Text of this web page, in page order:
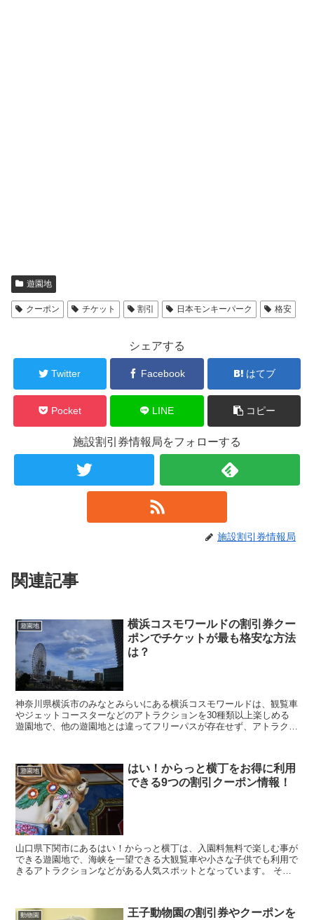
遊園地
クーポン チケット 割引 日本モンキーパーク 格安
シェアする
Twitter Facebook はてブ
Pocket LINE コピー
施設割引券情報局をフォローする
施設割引券情報局
関連記事
遊園地
横浜コスモワールドの割引券クー
ポンでチケットが最も格安な方法
は？
神奈川県横浜市のみなとみらいにある横浜コスモワールドは、観覧車
やジェットコースターなどのアトラクションを30種類以上楽しめる
遊園地で、他の遊園地とは違ってフリーパスが存在せず、アトラクシ
遊園地
はい！からっと横丁をお得に利用
できる9つの割引クーポン情報！
山口県下関市にあるはい！からっと横丁は、入園料無料で楽しむ事が
できる遊園地で、海峡を一望できる大観覧車や小さな子供でも利用で
きるアトラクションなどがある人気スポットとなっています。 そん
動物園
王子動物園の割引券やクーポンを